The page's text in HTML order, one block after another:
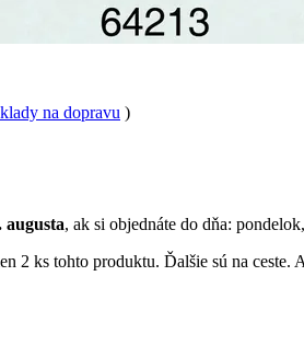
na dopravu )
, ak si objednáte do dňa:
2 ks tohto produktu. Ďalšie sú na